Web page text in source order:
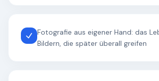
Fotografie aus eigener Hand: das
Bildern, die später überall greifen